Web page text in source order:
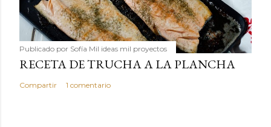
Publicado por Sofía Mil ideas mil proyectos
RECETA DE TRUCHA A LA PLANCHA
Compartir 1 comentario